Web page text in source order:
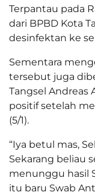
Terpantau pada
dari BPBD Kota
desinfektan ke
Sementara
tersebut juga
Tangsel Andreas
positif setelah
(5/1).
“Iya betul mas,
Sekarang beliau
menunggu hasil
itu baru Swab